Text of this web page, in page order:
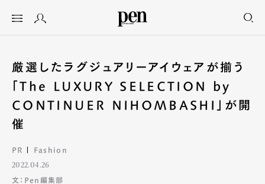
厳選したラグジュアリーアイウェアが揃う
「The LUXURY SELECTION by
CONTINUER NIHOMBASHI」が開
催
PR Fashion
2022.04.26
文：Pen編集部